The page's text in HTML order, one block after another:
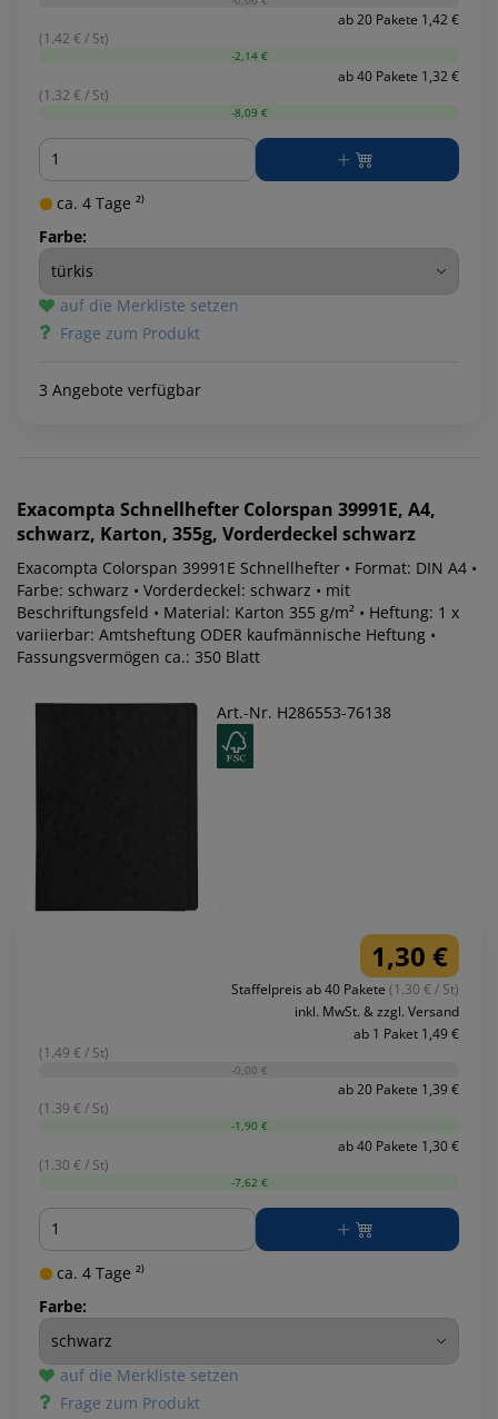
ab 20 Pakete 1,42 €
(1.42 € / St)
-2,14 €
ab 40 Pakete 1,32 €
(1.32 € / St)
-8,09 €
Menge
ca. 4 Tage ²⁾
Farbe:
auf die Merkliste setzen
Frage zum Produkt
3 Angebote verfügbar
Exacompta Schnellhefter Colorspan 39991E, A4,
schwarz, Karton, 355g, Vorderdeckel schwarz
Exacompta Colorspan 39991E Schnellhefter • Format: DIN A4 •
Farbe: schwarz • Vorderdeckel: schwarz • mit
Beschriftungsfeld • Material: Karton 355 g/m² • Heftung: 1 x
variierbar: Amtsheftung ODER kaufmännische Heftung •
Fassungsvermögen ca.: 350 Blatt
Art.-Nr. H286553-76138
1,30 €
Staffelpreis ab 40 Pakete (1.30 € / St)
inkl. MwSt. & zzgl. Versand
ab 1 Paket 1,49 €
(1.49 € / St)
-0,00 €
ab 20 Pakete 1,39 €
(1.39 € / St)
-1,90 €
ab 40 Pakete 1,30 €
(1.30 € / St)
-7,62 €
Menge
ca. 4 Tage ²⁾
Farbe:
auf die Merkliste setzen
Frage zum Produkt